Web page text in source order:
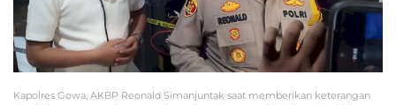
Kapolres Gowa, AKBP Reonald Simanjuntak saat memberikan keterangan